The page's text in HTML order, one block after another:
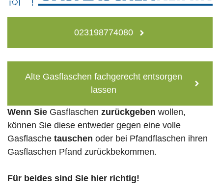
023198774080
Alte Gasflaschen fachgerecht entsorgen
lassen
Wenn Sie Gasflaschen zurückgeben wollen,
können Sie diese entweder gegen eine volle
Gasflasche tauschen oder bei Pfandflaschen ihren
Gasflaschen Pfand zurückbekommen.
Für beides sind Sie hier richtig!